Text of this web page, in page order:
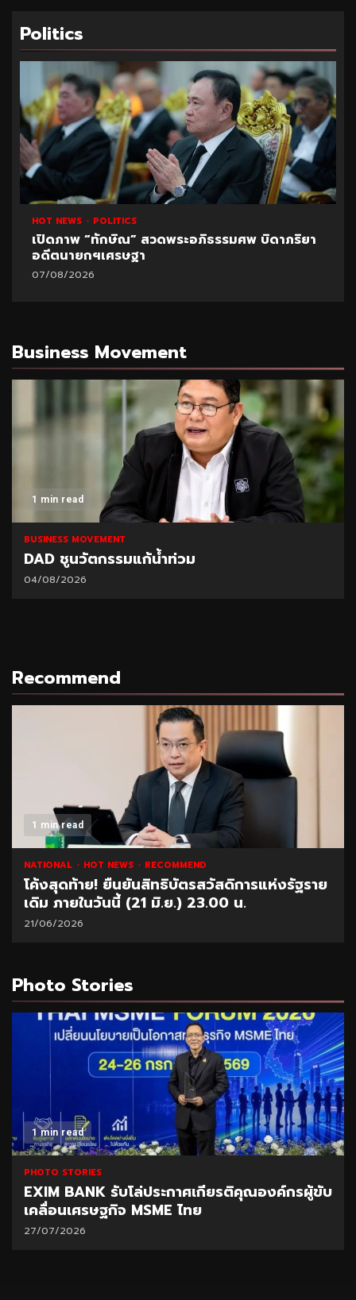
Politics
HOT NEWS POLITICS
เปิดภาพ “ทักษิณ” สวดพระอภิธรรมศพ บิดาภริยา
อดีตนายกฯเศรษฐา
07/08/2026
Business Movement
1 min read
BUSINESS MOVEMENT
DAD ชูนวัตกรรมแก้น้ำท่วม
04/08/2026
Recommend
1 min read
NATIONAL HOT NEWS RECOMMEND
โค้งสุดท้าย! ยืนยันสิทธิบัตรสวัสดิการแห่งรัฐราย
เดิม ภายในวันนี้ (21 มิ.ย.) 23.00 น.
21/06/2026
Photo Stories
1 min read
PHOTO STORIES
EXIM BANK รับโล่ประกาศเกียรติคุณองค์กรผู้ขับ
เคลื่อนเศรษฐกิจ MSME ไทย
27/07/2026